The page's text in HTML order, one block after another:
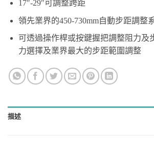
17″-29″可調整跨距
領先業界的450-730mm自動步距調整
可透過操作桿或按鍵握把調整阻力及
力選擇及業界最大的步距範圍調整
描述